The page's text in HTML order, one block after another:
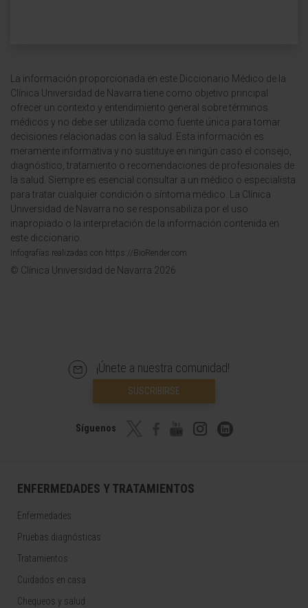
La información proporcionada en este Diccionario Médico de la
Clínica Universidad de Navarra tiene como objetivo principal
ofrecer un contexto y entendimiento general sobre términos
médicos y no debe ser utilizada como fuente única para tomar
decisiones relacionadas con la salud. Esta información es
meramente informativa y no sustituye en ningún caso el consejo,
diagnóstico, tratamiento o recomendaciones de profesionales de
la salud. Siempre es esencial consultar a un médico o especialista
para tratar cualquier condición o síntoma médico. La Clínica
Universidad de Navarra no se responsabiliza por el uso
inapropiado o la interpretación de la información contenida en
este diccionario.
Infografías realizadas con https://BioRender.com
© Clínica Universidad de Navarra 2026
¡Únete a nuestra comunidad!
SUSCRIBIRSE
Síguenos
ENFERMEDADES Y TRATAMIENTOS
Enfermedades
Pruebas diagnósticas
Tratamientos
Cuidados en casa
Chequeos y salud